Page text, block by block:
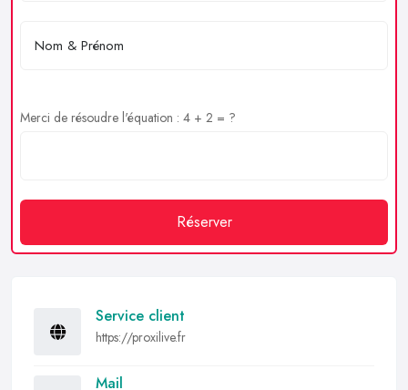
Merci de résoudre l'équation : 4 + 2 = ?
Réserver
Service client
https://proxilive.fr
Mail